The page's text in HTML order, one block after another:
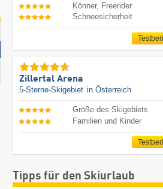
Könner, Freerider
Schneesicherheit
Zillertal Arena
5-Sterne-Skigebiet in Österreich
Größe des Skigebiets
Familien und Kinder
Tipps für den Skiurlaub